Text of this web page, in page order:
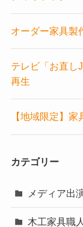
オーダー家具製
テレビ「お直
再生
【地域限定】
カテゴリー
メディア出
木工家具職